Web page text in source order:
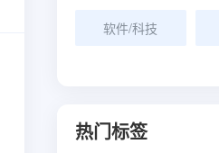
软件/科技
热门标签